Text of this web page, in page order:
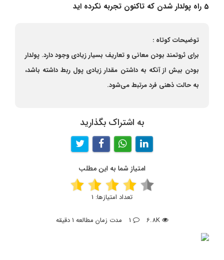
5 راه پولدار شدن که تاکنون تجربه نکرده اید
توضیحات کوتاه :
برای ثروتمند بودن معانی و تعاریف بسیار زیادی وجود دارد. پولدار
بودن بیش از آنکه به داشتن مقدار زیادی پول ربط داشته باشد،
به حالت ذهنی فرد مرتبط می‌شود.
به اشتراک بگذارید
امتیاز شما به این مطلب
تعداد امتیازها: 1
6.8K مدت زمان مطالعه 1 دقیقه